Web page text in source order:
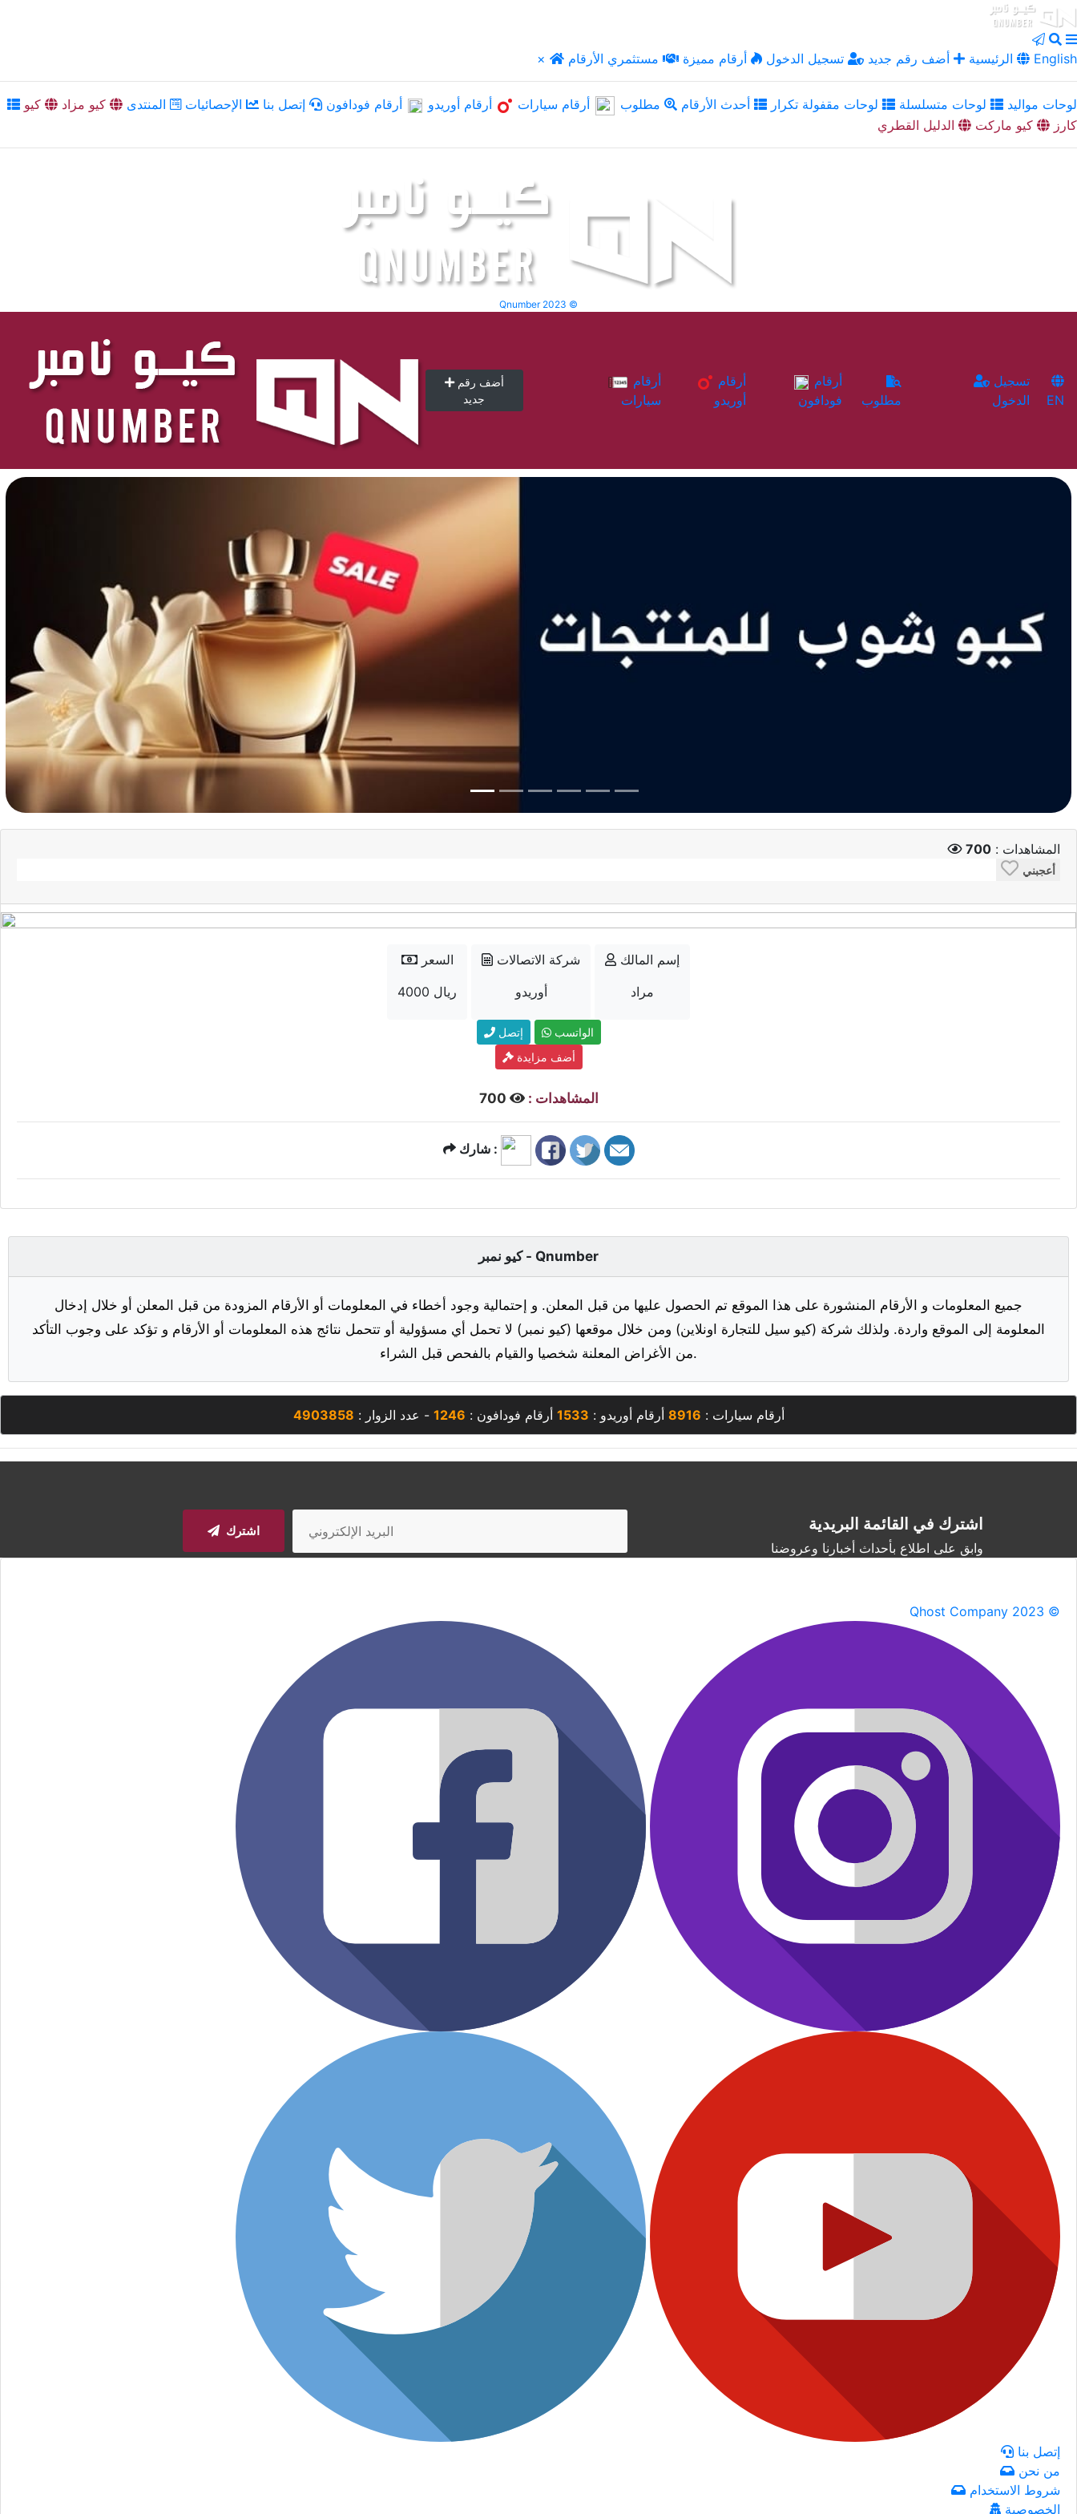
× الرئيسية أضف رقم جديد تسجيل الدخول أرقام مميزة مستثمري الأرقام English
لوحات مواليد لوحات متسلسلة لوحات مقفولة تكرار أحدث الأرقام مطلوب أرقام سيارات أرقام أوريدو أرقام فودافون إتصل بنا الإحصائيات المنتدى كيو مزاد
كيو
كارز
كيو ماركت الدليل القطري
Qnumber 2023 ©
أضف رقم
جديد
سيارات
أوريدو
فودافون
مطلوب
الدخول
EN
المشاهدات : 700
أعجبني
السعر
4000 ريال
شركة الاتصالات
أوريدو
إسم المالك
مراد
إتصل
الواتسب
أضف مزايدة
المشاهدات :
شارك :
كيو نمبر - Qnumber
جميع المعلومات و الأرقام المنشورة على هذا الموقع تم الحصول عليها من قبل المعلن. و إحتمالية وجود أخطاء في المعلومات أو الأرقام المزودة من قبل المعلن أو خلال إدخال
المعلومة إلى الموقع واردة. ولذلك شركة (كيو سيل للتجارة اونلاين) ومن خلال موقعها (كيو نمبر) لا تحمل أي مسؤولية أو تتحمل نتائج هذه المعلومات أو الأرقام و تؤكد على وجوب التأكد
من الأغراض المعلنة شخصيا والقيام بالفحص قبل الشراء.
أرقام سيارات : 8916 أرقام أوريدو : 1533 أرقام فودافون : 1246 - عدد الزوار : 4903858
اشترك في القائمة البريدية
وابق على اطلاع بأحداث أخبارنا وعروضنا
اشترك
Qhost Company 2023 ©
إتصل بنا
من نحن
شروط الاستخدام
الخصوصية